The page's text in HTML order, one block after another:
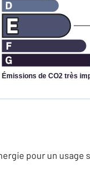
Émissions de CO2 très
pour un usage